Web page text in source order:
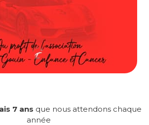
7 ans que nous attendons chaque
année